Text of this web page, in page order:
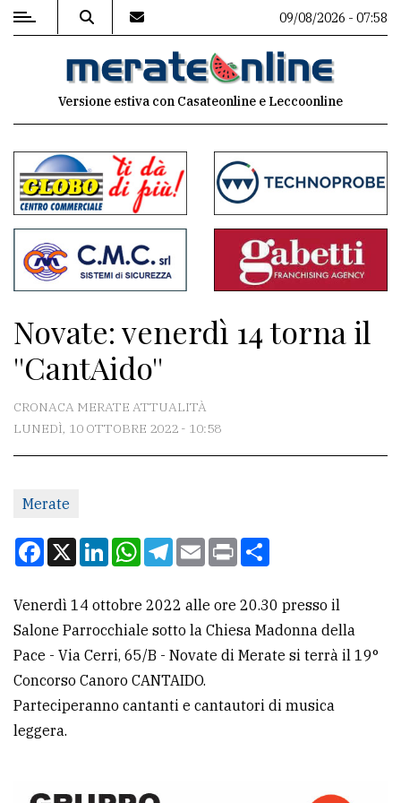
MENU
commenti
Contenuti
del
sito
Associazioni
Meteo
redazione
Scrivici
la
tua
pubblicità
CERCA
09/08/2026 - 07:58
Versione estiva con Casateonline e Leccoonline
Novate: venerdì 14 torna il
''CantAido''
CRONACA MERATE ATTUALITÀ
LUNEDÌ, 10 OTTOBRE 2022 - 10:58
Merate
Facebook
X LinkedInWhatsApp
Telegram
EmailPrint
Venerdì 14 ottobre 2022 alle ore 20.30 presso il
Salone Parrocchiale sotto la Chiesa Madonna della
Pace - Via Cerri, 65/B - Novate di Merate si terrà il 19°
Concorso Canoro CANTAIDO.
Parteciperanno cantanti e cantautori di musica
leggera.